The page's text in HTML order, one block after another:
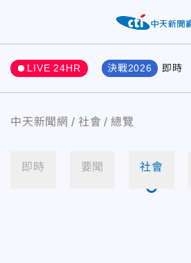
LIVE 24HR 決戰2026 即時
中天新聞網 社會 總覽
即時 要聞 社會